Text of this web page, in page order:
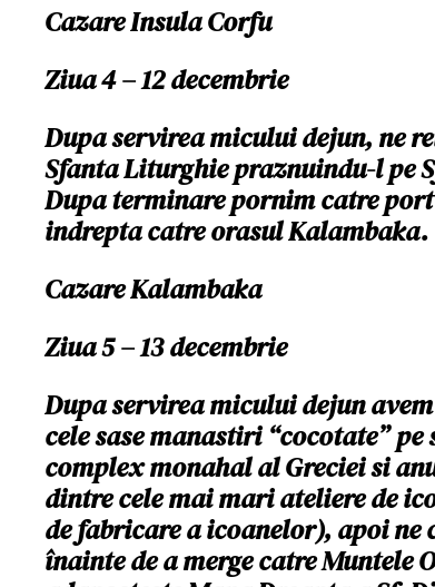
Cazare Insula Corfu
Ziua 4 – 12 decembrie
Dupa servirea micului dejun, ne
Sfanta Liturghie praznuindu-l pe
Dupa terminare pornim catre
indrepta catre orasul Kalambaka.
Cazare Kalambaka
Ziua 5 – 13 decembrie
Dupa servirea micului dejun
cele sase manastiri “cocotate”
complex monahal al Greciei si
dintre cele mai mari ateliere de
de fabricare a icoanelor), apoi
înainte de a merge catre Muntele